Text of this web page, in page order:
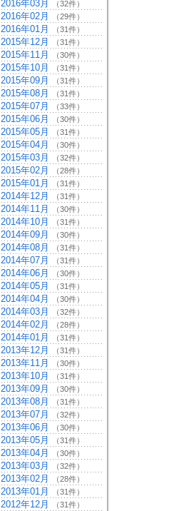
2016年03月 （32件）
2016年02月 （29件）
2016年01月 （31件）
2015年12月 （31件）
2015年11月 （30件）
2015年10月 （31件）
2015年09月 （31件）
2015年08月 （31件）
2015年07月 （33件）
2015年06月 （30件）
2015年05月 （31件）
2015年04月 （30件）
2015年03月 （32件）
2015年02月 （28件）
2015年01月 （31件）
2014年12月 （31件）
2014年11月 （30件）
2014年10月 （31件）
2014年09月 （30件）
2014年08月 （31件）
2014年07月 （31件）
2014年06月 （30件）
2014年05月 （31件）
2014年04月 （30件）
2014年03月 （32件）
2014年02月 （28件）
2014年01月 （31件）
2013年12月 （31件）
2013年11月 （30件）
2013年10月 （31件）
2013年09月 （30件）
2013年08月 （31件）
2013年07月 （32件）
2013年06月 （30件）
2013年05月 （31件）
2013年04月 （30件）
2013年03月 （32件）
2013年02月 （28件）
2013年01月 （31件）
2012年12月 （31件）